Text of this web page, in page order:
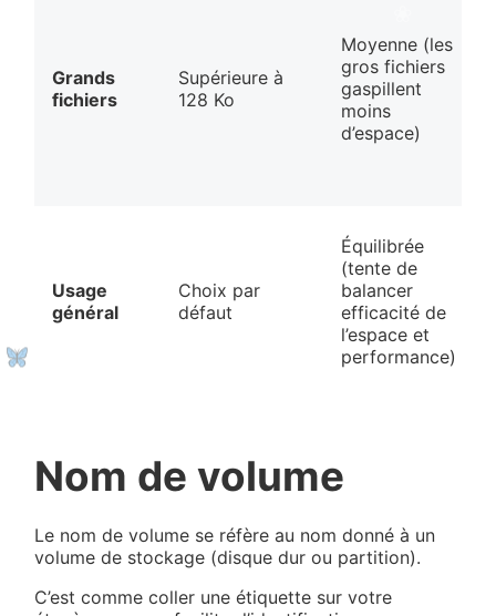
Grands
fichiers
Supérieure à
128 Ko
Moyenne (les
gros fichiers
gaspillent
moins
d’espace)
Usage
général
Choix par
défaut
Équilibrée
(tente de
balancer
efficacité de
l’espace et
performance)
Nom de volume
Le nom de volume se réfère au nom donné à un
volume de stockage (disque dur ou partition).
C’est comme coller une étiquette sur votre